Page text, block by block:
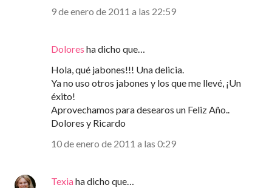
9 de enero de 2011 a las 22:59
Dolores ha dicho que…
Hola, qué jabones!!! Una delicia.
Ya no uso otros jabones y los que me llevé, ¡Un
éxito!
Aprovechamos para desearos un Feliz Año..
Dolores y Ricardo
10 de enero de 2011 a las 0:29
Texiaha dicho que…